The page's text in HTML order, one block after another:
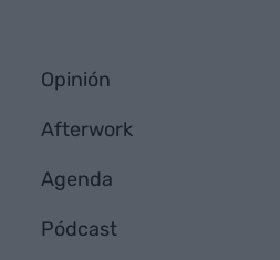
Opinión
Afterwork
Agenda
Pódcast